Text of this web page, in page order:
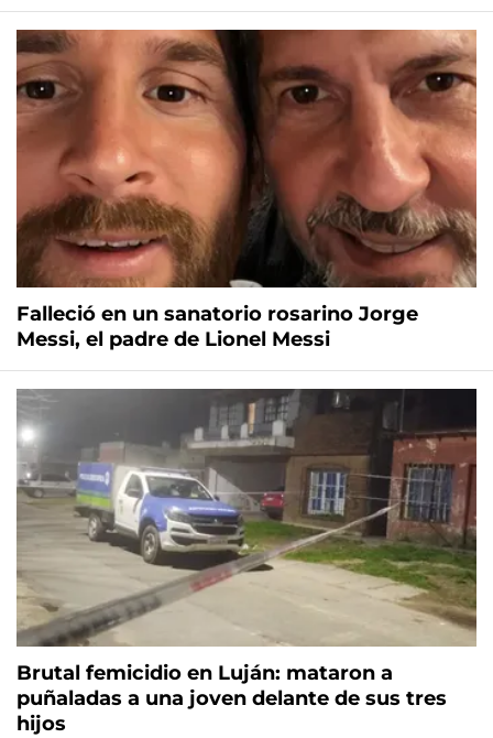
Falleció en un sanatorio rosarino Jorge
Messi, el padre de Lionel Messi
Brutal femicidio en Luján: mataron a
puñaladas a una joven delante de sus tres
hijos